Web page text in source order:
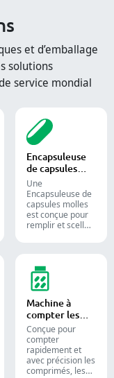
et d’emballage
solutions
service mondial
Encapsuleuse
de capsules
molles
Une
Encapsuleuse de
capsules molles
est conçue pour
remplir et sceller
capsules de
gélatine molle.
Machine à
compter les
comprimés
Conçue pour
compter
rapidement et
avec précision les
comprimés, les